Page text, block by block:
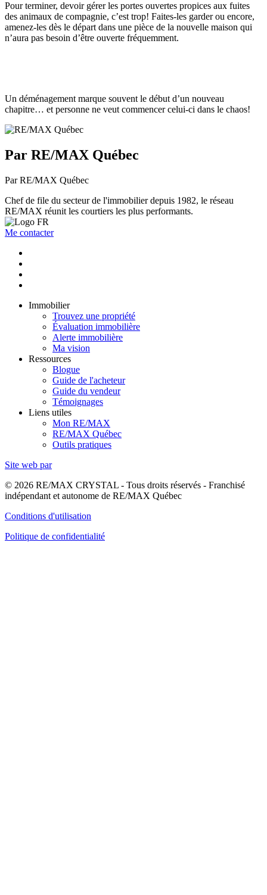
Pour terminer, devoir gérer les portes ouvertes propices aux fuites
des animaux de compagnie, c’est trop! Faites-les garder ou encore,
amenez-les dès le départ dans une pièce de la nouvelle maison qui
n’aura pas besoin d’être ouverte fréquemment.
Un déménagement marque souvent le début d’un nouveau
chapitre… et personne ne veut commencer celui-ci dans le chaos!
Par RE/MAX Québec
Par RE/MAX Québec
Chef de file du secteur de l'immobilier depuis 1982, le réseau
RE/MAX réunit les courtiers les plus performants.
Me contacter
Immobilier
Trouvez une propriété
Évaluation immobilière
Alerte immobilière
Ma vision
Ressources
Blogue
Guide de l'acheteur
Guide du vendeur
Témoignages
Liens utiles
Mon RE/MAX
RE/MAX Québec
Outils pratiques
Site web par
© 2026 RE/MAX CRYSTAL - Tous droits réservés - Franchisé
indépendant et autonome de RE/MAX Québec
Conditions d'utilisation
Politique de confidentialité